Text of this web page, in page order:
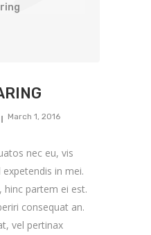
March 1, 2016
nec eu, vis
in mei.
hinc partem ei est.
consequat an.
vel pertinax